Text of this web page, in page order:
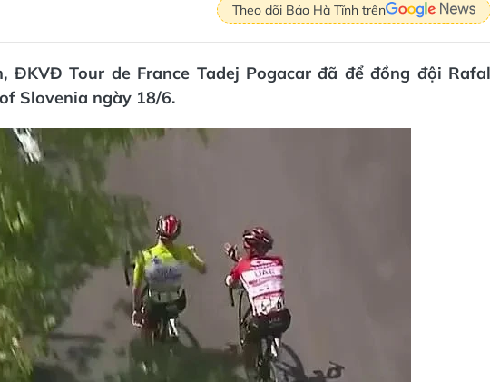
Theo dõi Báo Hà Tĩnh trên
ĐKVĐ Tour de France Tadej Pogacar đã để đồng đội Rafal
Slovenia ngày 18/6.